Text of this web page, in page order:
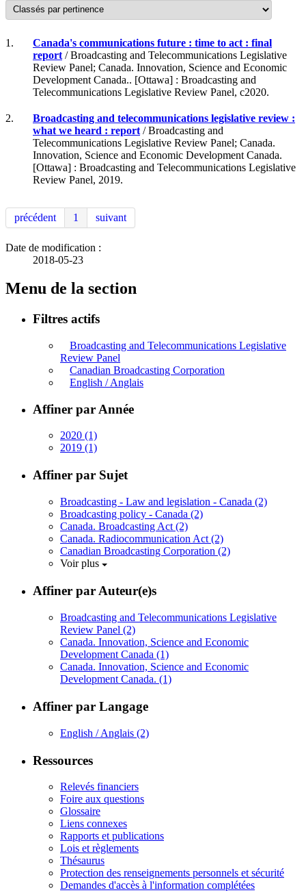
1.
Canada's communications future : time to act : final
report / Broadcasting and Telecommunications Legislative
Review Panel; Canada. Innovation, Science and Economic
Development Canada.. [Ottawa] : Broadcasting and
Telecommunications Legislative Review Panel, c2020.
2.
Broadcasting and telecommunications legislative review :
what we heard : report / Broadcasting and
Telecommunications Legislative Review Panel; Canada.
Innovation, Science and Economic Development Canada.
[Ottawa] : Broadcasting and Telecommunications Legislative
Review Panel, 2019.
précédent 1 suivant
Date de modification :
2018-05-23
Menu de la section
Filtres actifs
Broadcasting and Telecommunications Legislative
Review Panel
Canadian Broadcasting Corporation
English / Anglais
Affiner par Année
2020 (1)
2019 (1)
Affiner par Sujet
Broadcasting - Law and legislation - Canada (2)
Broadcasting policy - Canada (2)
Canada. Broadcasting Act (2)
Canada. Radiocommunication Act (2)
Canadian Broadcasting Corporation (2)
Voir plus
Affiner par Auteur(e)s
Broadcasting and Telecommunications Legislative
Review Panel (2)
Canada. Innovation, Science and Economic
Development Canada (1)
Canada. Innovation, Science and Economic
Development Canada. (1)
Affiner par Langage
English / Anglais (2)
Ressources
Relevés financiers
Foire aux questions
Glossaire
Liens connexes
Rapports et publications
Lois et règlements
Thésaurus
Protection des renseignements personnels et sécurité
Demandes d'accès à l'information complétées